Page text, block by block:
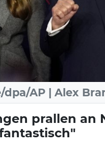
AP | Alex
prallen an